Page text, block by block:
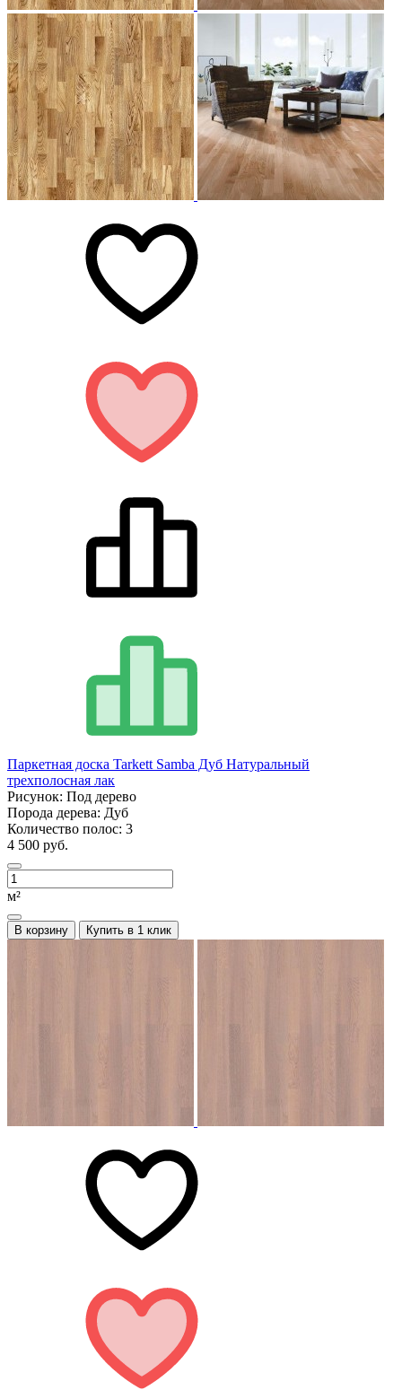
Паркетная доска Tarkett Samba Дуб Натуральный
трехполосная лак
Рисунок: Под дерево
Порода дерева: Дуб
Количество полос: 3
4 500 руб.
м²
В корзину Купить в 1 клик